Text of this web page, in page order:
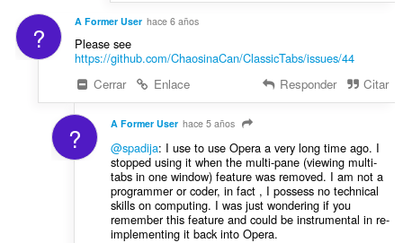
? A Former User hace 6 años
Please see
https://github.com/ChaosinaCan/ClassicTabs/issues/44
Cerrar
Enlace Responder Citar
? A Former User hace 5 años
@spadija: I use to use Opera a very long time ago. I
stopped using it when the multi-pane (viewing multi-
tabs in one window) feature was removed. I am not a
programmer or coder, in fact , I possess no technical
skills on computing. I was just wondering if you
remember this feature and could be instrumental in re-
implementing it back into Opera.